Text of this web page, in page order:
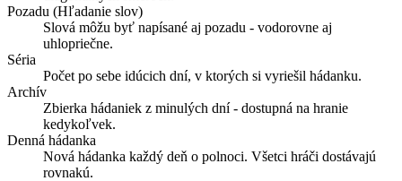
Pozadu (Hľadanie slov)
Slová môžu byť napísané aj pozadu - vodorovne aj
uhlopriečne.
Séria
Počet po sebe idúcich dní, v ktorých si vyriešil hádanku.
Archív
Zbierka hádaniek z minulých dní - dostupná na hranie
kedykoľvek.
Denná hádanka
Nová hádanka každý deň o polnoci. Všetci hráči dostávajú
rovnakú.